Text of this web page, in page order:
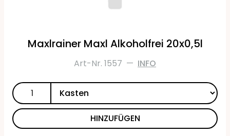
Maxlrainer Maxl Alkoholfrei 20x0,5l
Art-Nr. 1557 — INFO
HINZUFÜGEN